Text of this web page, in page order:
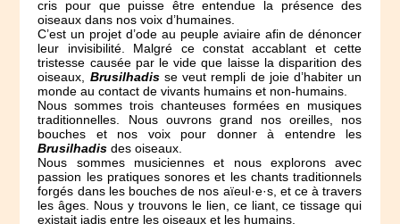
cris pour que puisse être entendue la présence des
oiseaux dans nos voix d’humaines.
C’est un projet d’ode au peuple aviaire afin de dénoncer
leur invisibilité. Malgré ce constat accablant et cette
tristesse causée par le vide que laisse la disparition des
oiseaux, Brusilhadisse veut rempli de joie d’habiter un
monde au contact de vivants humains et non-humains.
Nous sommes trois chanteuses formées en musiques
traditionnelles. Nous ouvrons grand nos oreilles, nos
bouches et nos voix pour donner à entendre les
Brusilhadis des oiseaux.
Nous sommes musiciennes et nous explorons avec
passion les pratiques sonores et les chants traditionnels
forgés dans les bouches de nos aïeul·e·s, et ce à travers
les âges. Nous y trouvons le lien, ce liant, ce tissage qui
existait jadis entre les oiseaux et les humains.